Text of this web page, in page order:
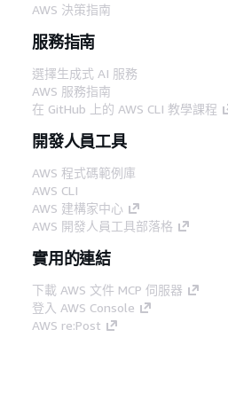
AWS 決策指南
服務指南
選擇生成式 AI 服務
AWS 服務指南
在 GitHub 上的 AWS CLI 教學課程
開發人員工具
AWS 程式碼範例庫
AWS CLI
AWS 建構家中心
AWS 開發人員工具部落格
實用的連結
下載 AWS 文件 MCP 伺服器
登入 AWS Console
AWS re:Post